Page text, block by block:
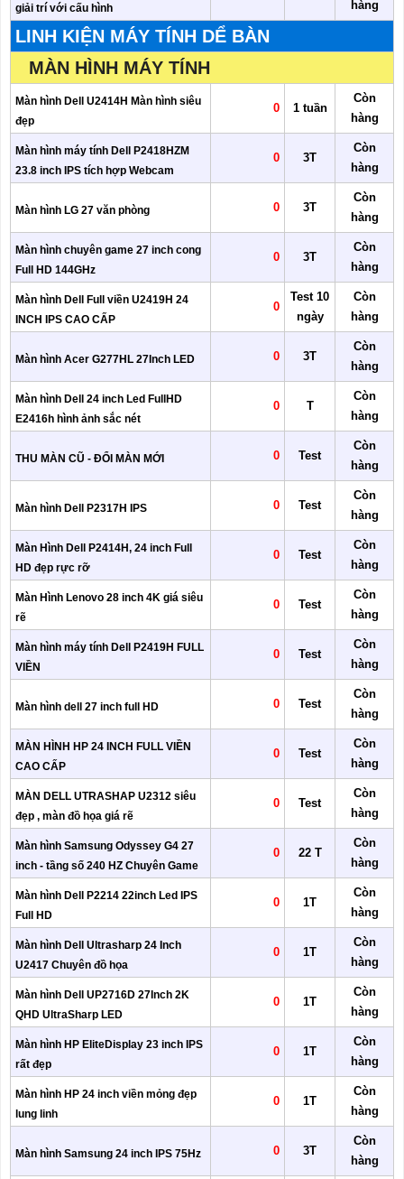
giải trí với cấu hình hàng
LINH KIỆN MÁY TÍNH DỂ BÀN
MÀN HÌNH MÁY TÍNH
Màn hình Dell U2414H Màn hình siêu
đẹp
0 1 tuần
Còn
hàng
Màn hình máy tính Dell P2418HZM
23.8 inch IPS tích hợp Webcam
0 3T
Còn
hàng
Màn hình LG 27 văn phòng 0 3T
Còn
hàng
Màn hình chuyên game 27 inch cong
Full HD 144GHz
0 3T
Còn
hàng
Màn hình Dell Full viền U2419H 24
INCH IPS CAO CẤP
0
Test 10
ngày
Còn
hàng
Màn hình Acer G277HL 27Inch LED 0 3T
Còn
hàng
Màn hình Dell 24 inch Led FullHD
E2416h hình ảnh sắc nét
0 T
Còn
hàng
THU MÀN CŨ - ĐỔI MÀN MỚI 0 Test
Còn
hàng
Màn hình Dell P2317H IPS 0 Test
Còn
hàng
Màn Hình Dell P2414H, 24 inch Full
HD đẹp rực rỡ
0 Test
Còn
hàng
Màn Hình Lenovo 28 inch 4K giá siêu
rẽ
0 Test
Còn
hàng
Màn hình máy tính Dell P2419H FULL
VIỀN
0 Test
Còn
hàng
Màn hình dell 27 inch full HD 0 Test
Còn
hàng
MÀN HÌNH HP 24 INCH FULL VIỀN
CAO CẤP
0 Test
Còn
hàng
MÀN DELL UTRASHAP U2312 siêu
đẹp , màn đồ họa giá rẽ
0 Test
Còn
hàng
Màn hình Samsung Odyssey G4 27
inch - tầng số 240 HZ Chuyên Game
0 22 T
Còn
hàng
Màn hình Dell P2214 22inch Led IPS
Full HD
0 1T
Còn
hàng
Màn hình Dell Ultrasharp 24 Inch
U2417 Chuyên đồ họa
0 1T
Còn
hàng
Màn hình Dell UP2716D 27Inch 2K
QHD UltraSharp LED
0 1T
Còn
hàng
Màn hình HP EliteDisplay 23 inch IPS
rất đẹp
0 1T
Còn
hàng
Màn hình HP 24 inch viền mỏng đẹp
lung linh
0 1T
Còn
hàng
Màn hình Samsung 24 inch IPS 75Hz 0 3T
Còn
hàng